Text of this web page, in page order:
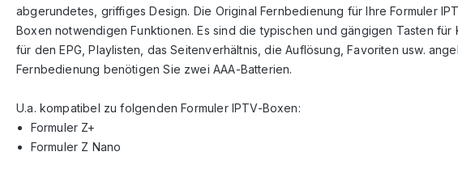
abgerundetes, griffiges Design. Die Original Fernbedienung für Ihre Formuler
Boxen notwendigen Funktionen. Es sind die typischen und gängigen Tasten
für den EPG, Playlisten, das Seitenverhältnis, die Auflösung, Favoriten usw.
Fernbedienung benötigen Sie zwei AAA-Batterien.
U.a. kompatibel zu folgenden Formuler IPTV-Boxen:
Formuler Z+
Formuler Z Nano